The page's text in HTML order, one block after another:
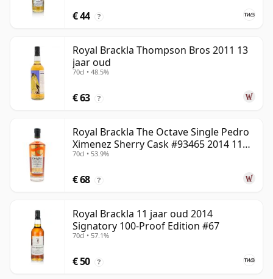
€ 44 ?
Royal Brackla Thompson Bros 2011 13
jaar oud
70cl • 48.5%
€ 63 ?
Royal Brackla The Octave Single Pedro
Ximenez Sherry Cask #93465 2014 11
jaar oud
70cl • 53.9%
€ 68 ?
Royal Brackla 11 jaar oud 2014
Signatory 100-Proof Edition #67
70cl • 57.1%
€ 50 ?